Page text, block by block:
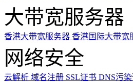
大带宽服务器
香港大带宽服务器 香港国际大带宽
网络安全
云解析 域名注册 SSL证书 DNS污